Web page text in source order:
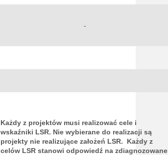
-
Każdy z projektów musi realizować cele i
wskaźniki LSR. Nie wybierane do realizacji są
projekty nie realizujące założeń LSR. Każdy z
celów LSR stanowi odpowiedź na zdiagnozowane